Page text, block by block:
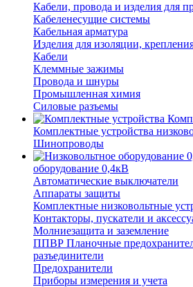
Кабели, провода и изделия для
Кабеленесущие системы
Кабельная арматура
Изделия для изоляции,
Кабели
Клеммные зажимы
Провода и шнуры
Промышленная химия
Силовые разъемы
Комплектные устройства
Шинопроводы
оборудование 0,4кВ
Автоматические выключатели
Аппараты защиты
Комплектные низковольтные
Контакторы, пускатели и
Молниезащита и заземление
ППВР Планочные
разъединители
Предохранители
Приборы измерения и учета